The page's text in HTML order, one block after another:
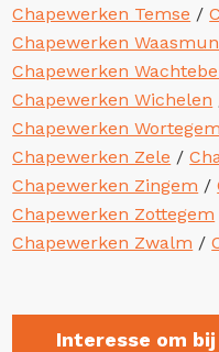
Chapewerken Temse /
Chapewerken
Chapewerken
Chapewerken Wichelen
Chapewerken
Chapewerken Zele /
Chapewerken Zingem /
Chapewerken Zottegem
Chapewerken Zwalm /
Interesse om